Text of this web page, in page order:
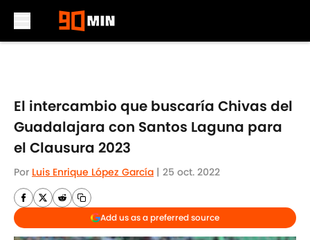
El intercambio que buscaría Chivas del
Guadalajara con Santos Laguna para
el Clausura 2023
Por Luis Enrique López García | 25 oct. 2022
Add us as a preferred source